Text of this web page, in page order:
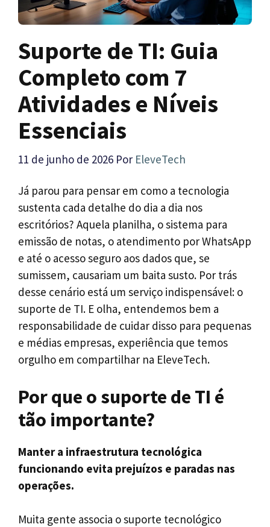
Suporte de TI: Guia
Completo com 7
Atividades e Níveis
Essenciais
11 de junho de 2026 Por EleveTech
Já parou para pensar em como a tecnologia
sustenta cada detalhe do dia a dia nos
escritórios? Aquela planilha, o sistema para
emissão de notas, o atendimento por WhatsApp
e até o acesso seguro aos dados que, se
sumissem, causariam um baita susto. Por trás
desse cenário está um serviço indispensável: o
suporte de TI. E olha, entendemos bem a
responsabilidade de cuidar disso para pequenas
e médias empresas, experiência que temos
orgulho em compartilhar na EleveTech.
Por que o suporte de TI é
tão importante?
Manter a infraestrutura tecnológica
funcionando evita prejuízos e paradas nas
operações.
Muita gente associa o suporte tecnológico